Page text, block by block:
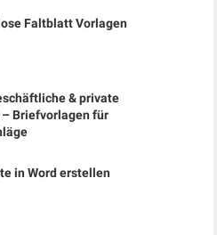
Faltblatt Vorlagen
& private
Briefvorlagen für
in Word erstellen